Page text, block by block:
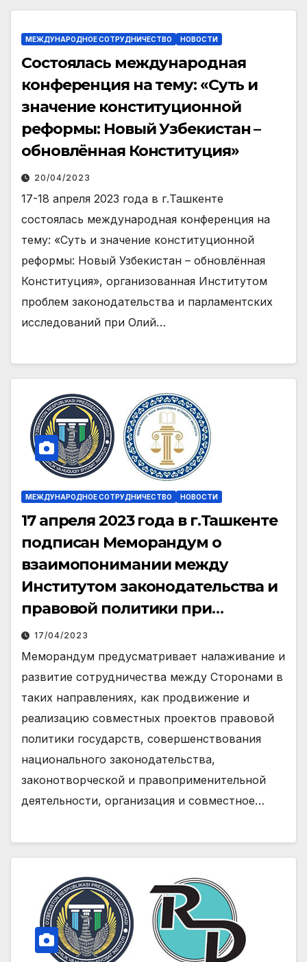
МЕЖДУНАРОДНОЕ СОТРУДНИЧЕСТВО НОВОСТИ
Cостоялась международная
конференция на тему: «Суть и
значение конституционной
реформы: Новый Узбекистан –
обновлённая Конституция»
20/04/2023
17-18 апреля 2023 года в г.Ташкенте
состоялась международная конференция на
тему: «Суть и значение конституционной
реформы: Новый Узбекистан – обновлённая
Конституция», организованная Институтом
проблем законодательства и парламентских
исследований при Олий…
МЕЖДУНАРОДНОЕ СОТРУДНИЧЕСТВО НОВОСТИ
17 апреля 2023 года в г.Ташкенте
подписан Меморандум о
взаимопонимании между
Институтом законодательства и
правовой политики при
Президенте Республики
Узбекистан и Институтом
нормотворчества и верховенства
права при Министерстве
юстиции Кыргызской
Республики.
17/04/2023
Меморандум предусматривает налаживание и
развитие сотрудничества между Сторонами в
таких направлениях, как продвижение и
реализацию совместных проектов правовой
политики государств, совершенствования
национального законодательства,
законотворческой и правоприменительной
деятельности, организация и совместное…